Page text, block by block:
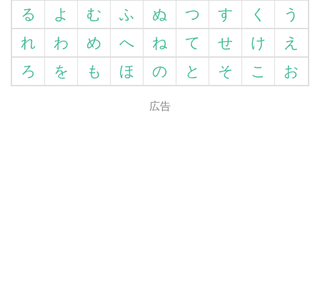
る
よ む ふ ぬ つ す く
う
れ
わ め へ ね て せ け
え
ろ
を も ほ の と そ こ お
広告